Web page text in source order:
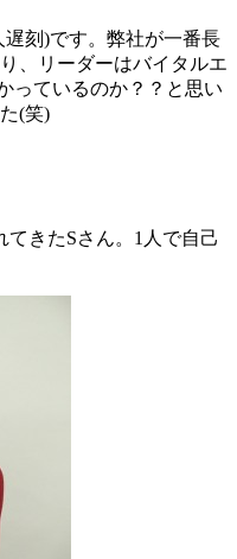
刻)です。弊社が一番長
、リーダーはバイタルエ
っているのか？？と思い
(笑)
きたSさん。1人で自己